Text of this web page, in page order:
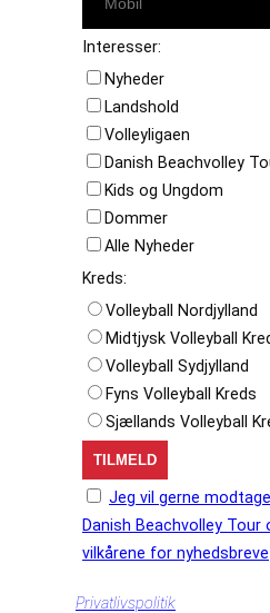
Interesser:
Nyheder
Landshold
Volleyligaen
Danish Beachvolley
Kids og Ungdom
Dommer
Alle Nyheder
Kreds:
Volleyball Nordjylland
Midtjysk Volleyball
Volleyball Sydjylland
Fyns Volleyball Kreds
Sjællands Volleyball
Jeg vil gerne
Danish Beachvolley
vilkårene for nyhedsbreve
Privatlivspolitik